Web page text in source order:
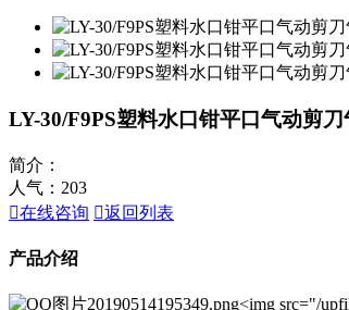
LY-30/F9PS塑料水口钳平口气动剪
简介：
人气： 203
在线咨询 返回列表
产品介绍
<img src="/